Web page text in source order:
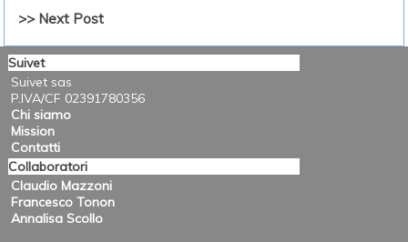
>> Next Post
Suivet
Suivet sas
P.IVA/CF 02391780356
Chi siamo
Mission
Contatti
Collaboratori
Claudio Mazzoni
Francesco Tonon
Annalisa Scollo